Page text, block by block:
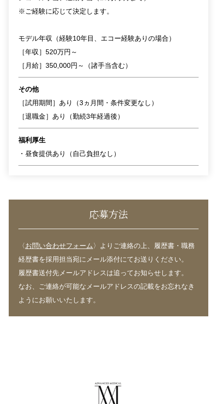
※ご経験に応じて決定します。
モデル年収（経験10年目、エコー経験ありの場合）
［年収］520万円～
［月給］350,000円～（諸手当含む）
その他
［試用期間］あり（3ヵ月間・条件変更なし）
［退職金］あり（勤続3年経過後）
福利厚生
・昼食提供あり（自己負担なし）
応募方法
〈お問い合わせフォーム 〉よりご連絡の上、履歴書・職務
経歴書を採用担当宛にメール添付にてお送りください。
履歴書送付先メールアドレスは追ってお知らせします。
なお、ご連絡が可能なメールアドレスの記載をお忘れなき
ようにお願いいたします。